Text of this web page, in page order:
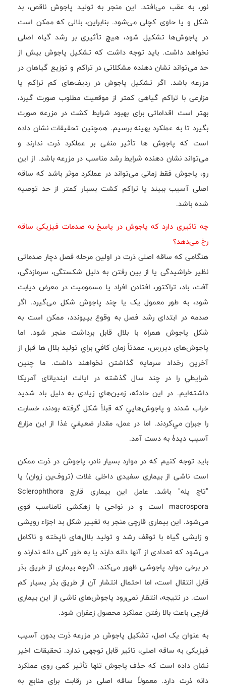
نور، به عقب می‌افتد. این منجر به تولید پاجوش ناقص، بد
شکل و یا حاوی کچلی می‌شود. بنابراین، بلالی که ممکن است
در پاجوش‌ها تشکیل شود، هیچ تأثیری بر رشد گیاه اصلی
نخواهد داشت. باید توجه داشت که تشکیل پاجوش بیش از
حد می‌تواند نشان دهنده مشکلاتی در تراکم و توزیع گیاهان در
مزرعه باشد. اگر تشکیل پاجوش در ردیف‌های کم تراکم یا
مزارعی با تراکم گیاهی کمتر از موقعیت مطلوب صورت گیرد،
بهتر است اقداماتی برای بهبود شرایط کشت در مزرعه صورت
بگیرد تا به عملکرد بهینه برسیم. همچنین تحقیقات نشان داده
است که پاجوش ها تأثیر منفی بر عملکرد ذرت ندارند و
می‌تواند نشان دهنده شرایط رشد مناسب در مزرعه باشد. از این
رو، پاجوش فقط زمانی می‌تواند در عملکرد موثر باشد که ساقه
اصلی آسیب ببیند یا تراکم کشت بسیار کمتر از حد توصیه
شده باشد.
چه تاثیری دارد که پاجوش در پاسخ به صدمات فیزیکی ساقه
رخ می‌دهد؟
هنگامی که ساقه اصلی ذرت در اولین مرحله فصل دچار صدماتی
نظیر خراشیدگی یا از بین رفتن به دلیل شکستگی، سرمازدگی،
آفت، باد، تراکتور، افتادن افراد یا مسمومیت در معرض دیابت
شود، به طور معمول یک یا چند پاجوش شکل می‌گیرد. اگر
صدمه در ابتدای رشد فصل به وقوع بپیوندد، ممکن است به
شکل پاجوش همراه با بلال قابل برداشت منجر شود. اما
پاجوش‌های دیررس، عمدتاً زمان كافي براي توليد بلال ‌ها قبل از
آخرین رخداد سرمايه گذاشتن نخواهند داشت. ما چنين
شرايطي را در چند سال گذشته در ايالت اينديانای آمريكا
داشته‌ایم. در اين حادثه، زمين‌هاي زيادي به دليل باد شديد
خراب شدند و پاجوش‌هايي كه قبلاً شكل گرفته بودند، خسارت
را جبران مي‌كردند. اما در عمل، مقدار ضعيفي غذا از اين مزارع
آسيب ديدۀ به دست آمد.
باید توجه کنیم که در موارد بسیار نادر، پاجوش در ذرت ممکن
است ناشی از بیماری سفیدی داخلی غلات (تروف‌ین زوان) یا
"تاج پله" باشد. عامل این بیماری قارچ Sclerophthora
macrospora است و در نواحی با زهکشی نامناسب قوی
می‌شود. این بیماری قارچی منجر به تغییر شکل بد اجزاء رویشی
و زایشی گیاه با توقف رشد و تولید بلال‌های ناپخته و ناکامل
می‌شود که تعدادی از آنها دانه دارند یا به طور کلی دانه ندارند و
در برخی موارد پاجوشی ظهور می‌کند. اگرچه بیماری از طریق بذر
قابل انتقال است، اما احتمال انتشار آن از طریق بذر بسیار کم
است. در نتیجه، انتظار نمی‌رود پاجوش‌های ناشی از این بیماری
قارچی باعث بالا رفتن عملکرد محصول زعفران شود.
به عنوان یک اصل، تشکیل پاجوش در مزرعه ذرت بدون آسیب
فیزیکی به ساقه اصلی، تاثیر قابل توجهی ندارد. تحقیقات اخیر
نشان داده است که حذف پاجوش تنها تأثیر کمی روی عملکرد
دانه ذرت دارد. معمولاً ساقه اصلی در رقابت برای منابع به